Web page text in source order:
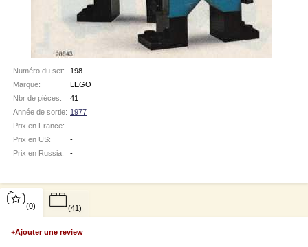
Numéro du set:
198
Marque:
LEGO
Nbr de pièces:
41
Année de sortie: 1977
Prix en France:
-
Prix en US:
-
Prix en Russia:
-
(0)
+Ajouter une review
(41)